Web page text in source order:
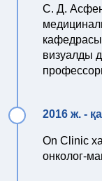
С. Д.
визуалды
2016 ж. -
On Clinic
онколог-